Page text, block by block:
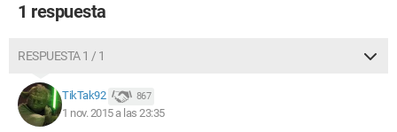
Los cables de alimentación se conectan a los puertos 'SATA
Mi disco duro es el de la diapositiva 17: Samsung HM500JI
1 respuesta
RESPUESTA 1 / 1
TikTak92 867
1 nov. 2015 a las 23:35